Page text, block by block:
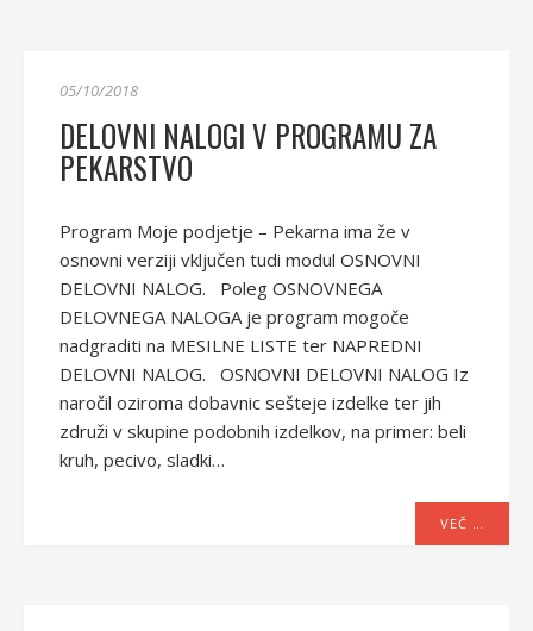
05/10/2018
DELOVNI NALOGI V PROGRAMU ZA
PEKARSTVO
Program Moje podjetje – Pekarna ima že v
osnovni verziji vključen tudi modul OSNOVNI
DELOVNI NALOG. Poleg OSNOVNEGA
DELOVNEGA NALOGA je program mogoče
nadgraditi na MESILNE LISTE ter NAPREDNI
DELOVNI NALOG. OSNOVNI DELOVNI NALOG Iz
naročil oziroma dobavnic sešteje izdelke ter jih
združi v skupine podobnih izdelkov, na primer: beli
kruh, pecivo, sladki…
VEČ …